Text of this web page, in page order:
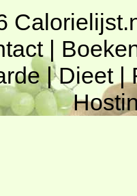
|
|Dieet|